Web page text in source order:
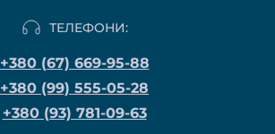
ТЕЛЕФОНИ:
+380 (67) 669-95-88
+380 (99) 555-05-28
+380 (93) 781-09-63